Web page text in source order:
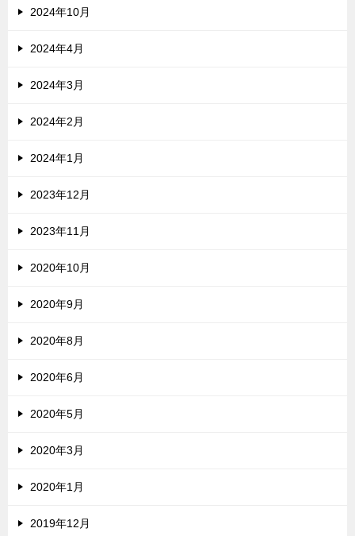
2024年10月
2024年4月
2024年3月
2024年2月
2024年1月
2023年12月
2023年11月
2020年10月
2020年9月
2020年8月
2020年6月
2020年5月
2020年3月
2020年1月
2019年12月